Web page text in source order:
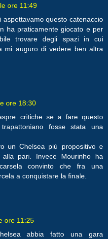
ore 11:49
questo catenaccio
ha praticamente giocato e per
trovare degli spazi in cui
mi auguro di vedere ben altra
ore 18:30
critiche se a fare questo
fosse stata una
un Chelsea più propositivo e
alla pari. Invece Mourinho ha
convinto che fra una
a conquistare la finale.
ore 11:25
abbia fatto una gara